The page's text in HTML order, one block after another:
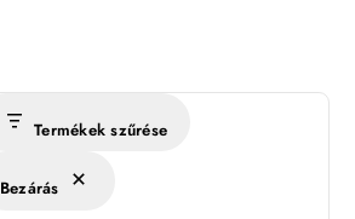
Termékek szűrése
Bezárás